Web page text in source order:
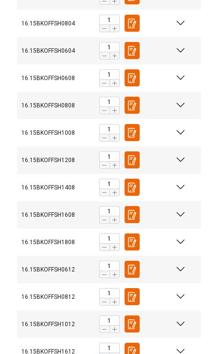
16.15BKOFFSH0804
16.15BKOFFSH0604
16.15BKOFFSH0608
16.15BKOFFSH0808
16.15BKOFFSH1008
16.15BKOFFSH1208
16.15BKOFFSH1408
16.15BKOFFSH1608
16.15BKOFFSH1808
16.15BKOFFSH0612
16.15BKOFFSH0812
16.15BKOFFSH1012
16.15BKOFFSH1612